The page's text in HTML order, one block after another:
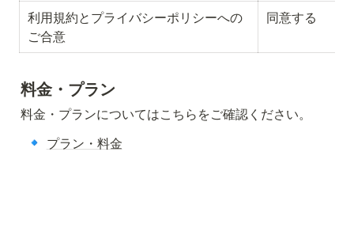
利用規約とプライバシーポリシーへの
ご合意
同意する
料金・プラン
料金・プランについてはこちらをご確認ください。
🔹 プラン・料金